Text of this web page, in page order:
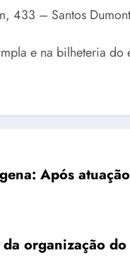
433 – Santos
e na bilheteria do
Após
da organização